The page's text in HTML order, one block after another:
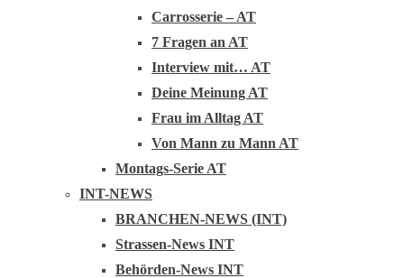
Carrosserie – AT
7 Fragen an AT
Interview mit… AT
Deine Meinung AT
Frau im Alltag AT
Von Mann zu Mann AT
Montags-Serie AT
INT-NEWS
BRANCHEN-NEWS (INT)
Strassen-News INT
Behörden-News INT